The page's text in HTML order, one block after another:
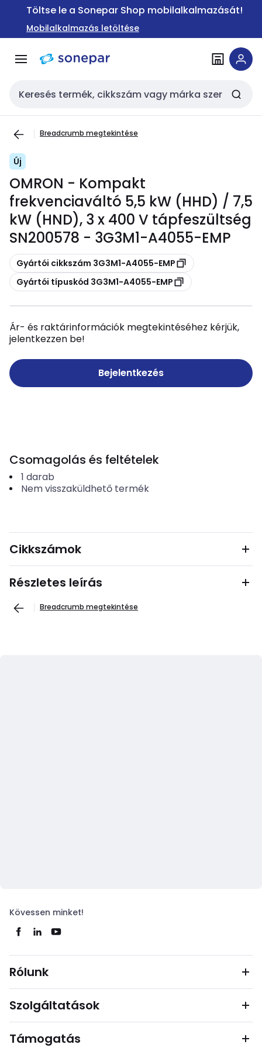
Ugrás a
Ugrás a
tartalomra
Töltse le a Sonepar Shop mobilalkalmazását!
Mobilalkalmazás letöltése
Keresési bemenet
Breadcrumb megtekintése
Új
OMRON - Kompakt
frekvenciaváltó 5,5 kW (HHD) / 7,5
kW (HND), 3 x 400 V tápfeszültség
SN200578 - 3G3M1-A4055-EMP
Másolás
Gyártói cikkszám 3G3M1-A4055-EMP
Másolás
Gyártói típuskód 3G3M1-A4055-EMP
Ár- és raktárinformációk megtekintéséhez kérjük,
jelentkezzen be!
Bejelentkezés
Csomagolás és feltételek
1 darab
Nem visszaküldhető termék
Cikkszámok
Részletes leírás
Breadcrumb megtekintése
Kövessen minket!
Rólunk
Szolgáltatások
Támogatás